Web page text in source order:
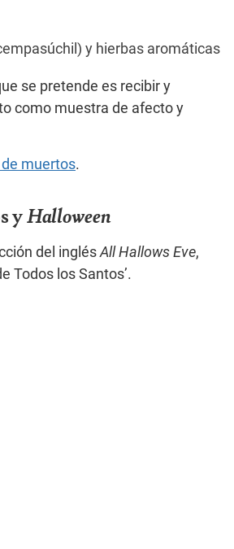
y hierbas aromáticas
se pretende es recibir y
como muestra de afecto y
muertos.
yHalloween
del inglésAll Hallows Eve,
Todos los Santos’.